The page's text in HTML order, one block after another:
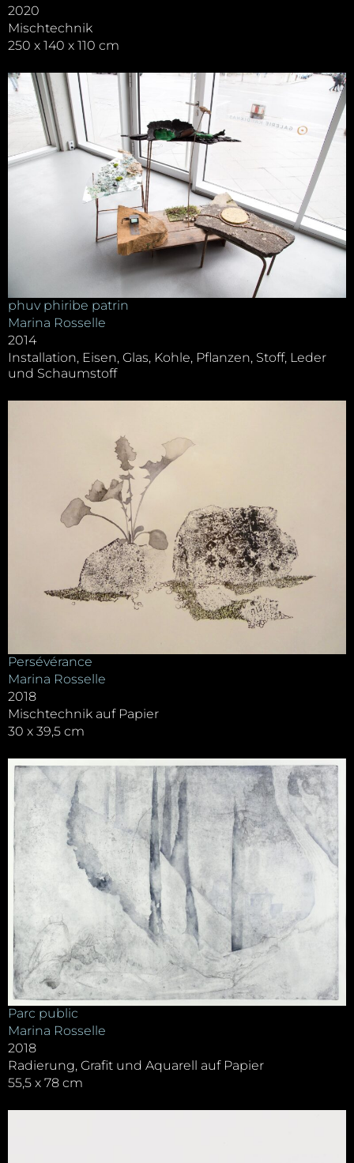
2020
Mischtechnik
250 x 140 x 110 cm
phuv phiribe patrin
Marina Rosselle
2014
Installation, Eisen, Glas, Kohle, Pflanzen, Stoff, Leder
und Schaumstoff
Persévérance
Marina Rosselle
2018
Mischtechnik auf Papier
30 x 39,5 cm
Parc public
Marina Rosselle
2018
Radierung, Grafit und Aquarell auf Papier
55,5 x 78 cm